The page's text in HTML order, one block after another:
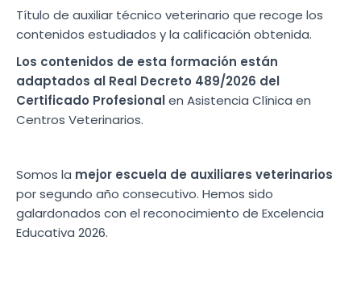
Título de auxiliar técnico veterinario que recoge los
contenidos estudiados y la calificación obtenida.
Los contenidos de esta formación están
adaptados al Real Decreto 489/2026 del
Certificado Profesionalen Asistencia Clínica en
Centros Veterinarios.
Somos la mejor escuela de auxiliares veterinarios
por segundo año consecutivo. Hemos sido
galardonados con el reconocimiento de Excelencia
Educativa 2026.